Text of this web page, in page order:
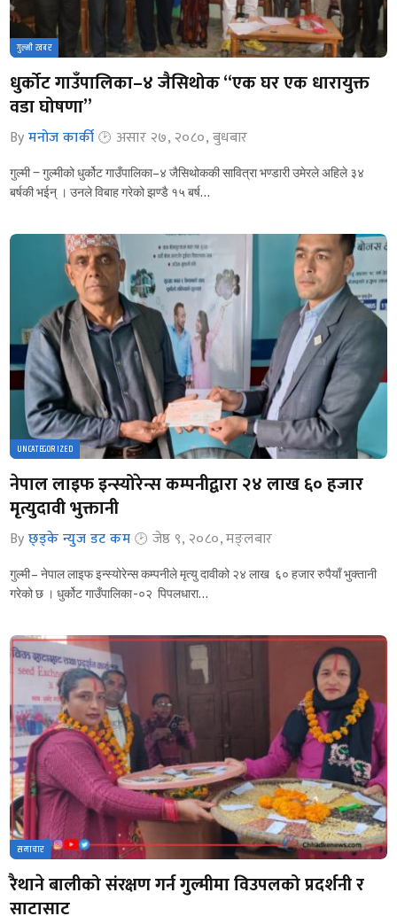
गुल्मी खबर
धुर्कोट गाउँपालिका–४ जैसिथोक “एक घर एक धारायुक्त
वडा घोषणा”
By मनोज कार्की असार २७, २०८०, बुधबार
गुल्मी ‒ गुल्मीको धुर्कोट गाउँपालिका–४ जैसिथोककी सावित्रा भण्डारी उमेरले अहिले ३४
बर्षकी भईन् । उनले विबाह गरेको झण्डै १५ बर्ष…
UNCATEGORIZED
नेपाल लाइफ इन्स्योरेन्स कम्पनीद्वारा २४ लाख ६० हजार
मृत्युदावी भुक्तानी
By छ्ड्के न्युज डट कम जेष्ठ ९, २०८०, मङ्लबार
गुल्मी – नेपाल लाइफ इन्स्योरेन्स कम्पनीले मृत्यु दावीको २४ लाख ६० हजार रुपैयाँ भुक्तानी
गरेको छ । धुर्कोट गाउँपालिका -०२ पिपलधारा…
समाचार
रैथाने बालीको संरक्षण गर्न गुल्मीमा विउपलको प्रदर्शनी र
साटासाट